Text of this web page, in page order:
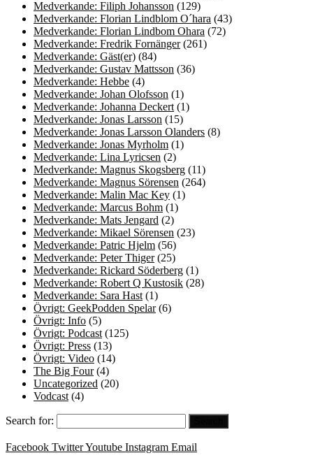
Medverkande: Filiph Johansson (129)
Medverkande: Florian Lindblom O´hara (43)
Medverkande: Florian Lindbom Ohara (72)
Medverkande: Fredrik Fornänger(261)
Medverkande: Gäst(er) (84)
Medverkande: Gustav Mattsson (36)
Medverkande: Hebbe (4)
Medverkande: Johan Olofsson (1)
Medverkande: Johanna Deckert (1)
Medverkande: Jonas Larsson (15)
Medverkande: Jonas Larsson Olanders (8)
Medverkande: Jonas Myrholm (1)
Medverkande: Lina Lyricsen (2)
Medverkande: Magnus Skogsberg (11)
Medverkande: Magnus Sörensen (264)
Medverkande: Malin Mac Key (1)
Medverkande: Marcus Bohm (1)
Medverkande: Mats Jengard (2)
Medverkande: Mikael Sörensen (23)
Medverkande: Patric Hjelm (56)
Medverkande: Peter Thiger(25)
Medverkande: Rickard Söderberg (1)
Medverkande: Robert Q Kustosik (28)
Medverkande: Sara Hast (1)
Övrigt: GeekPodden Spelar(6)
Övrigt: Info (5)
Övrigt: Podcast (125)
Övrigt: Press (13)
Övrigt: Video (14)
The Big Four(4)
Uncategorized (20)
Vodcast (4)
Search for:
Facebook TwitterYoutube Instagram Email